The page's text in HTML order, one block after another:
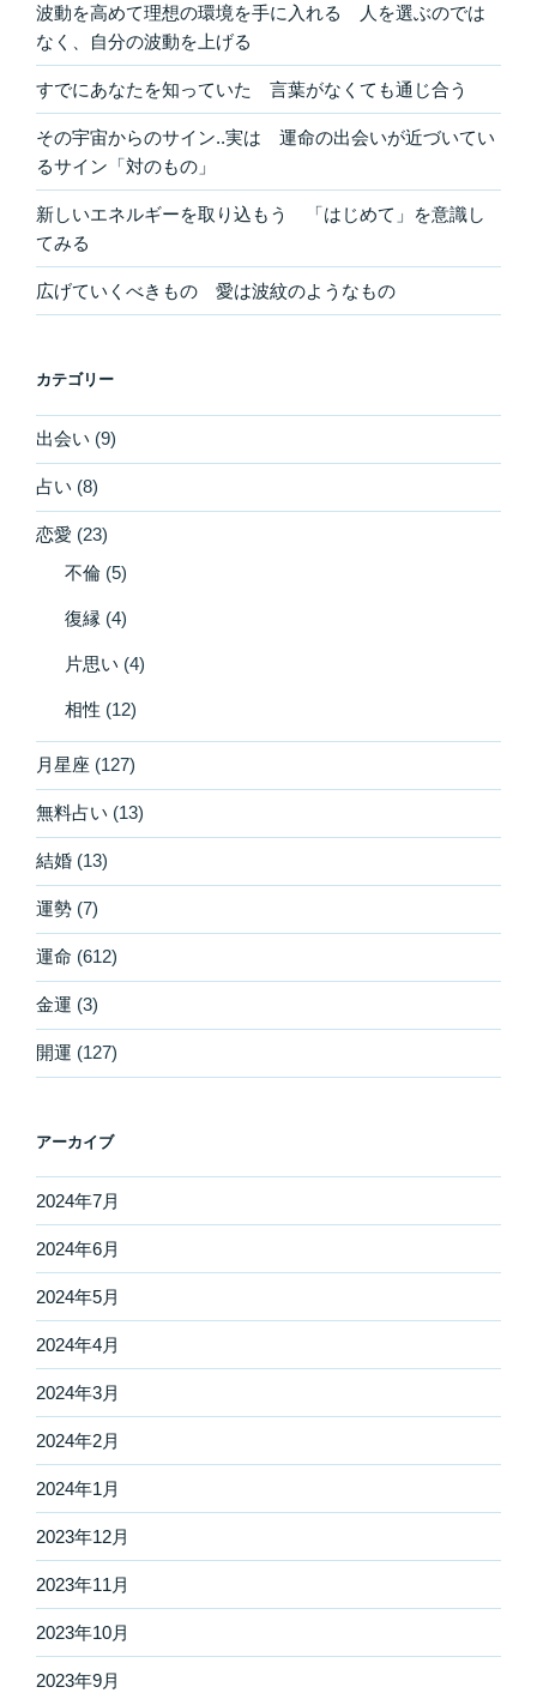
波動を高めて理想の環境を手に入れる 人を選ぶのでは
なく、自分の波動を上げる
すでにあなたを知っていた 言葉がなくても通じ合う
その宇宙からのサイン..実は 運命の出会いが近づいてい
るサイン「対のもの」
新しいエネルギーを取り込もう 「はじめて」を意識し
てみる
広げていくべきもの 愛は波紋のようなもの
カテゴリー
出会い (9)
占い (8)
恋愛 (23)
不倫 (5)
復縁 (4)
片思い (4)
相性 (12)
月星座 (127)
無料占い (13)
結婚 (13)
運勢 (7)
運命 (612)
金運 (3)
開運 (127)
アーカイブ
2024年7月
2024年6月
2024年5月
2024年4月
2024年3月
2024年2月
2024年1月
2023年12月
2023年11月
2023年10月
2023年9月